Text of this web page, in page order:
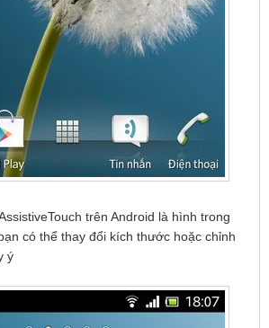
trên Android là hình trong
có thể thay đổi kích thước hoặc chỉnh
ý